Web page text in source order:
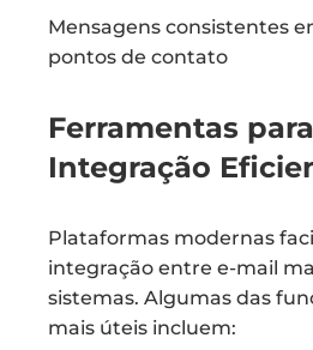
Mensagens consistentes
pontos de contato
Ferramentas para
Integração
Plataformas modernas
integração entre e-mail
sistemas. Algumas das
mais úteis incluem: